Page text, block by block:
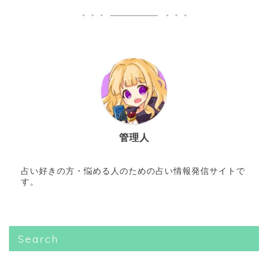
管理人
占い好きの方・悩める人のための占い情報発信サイトで
す。
Search